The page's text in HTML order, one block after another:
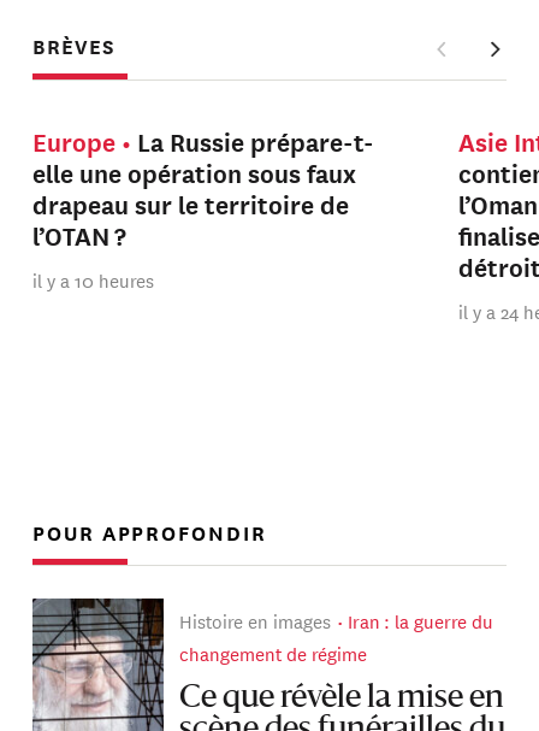
BRÈVES
Europe
La Russie prépare-t-
elle une opération sous faux
drapeau sur le territoire de
l’OTAN ?
il y a 10 heures
Asie
il y a 24
POUR APPROFONDIR
Histoire en images
Iran : la guerre du
changement de régime
Ce que révèle la mise en